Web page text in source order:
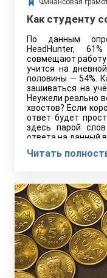
Финансовая
Как студенту
По данным
HeadHunter,
совмещают работу
учится на
половины — 54%.
зашиваться на
Неужели реально
хвостов? Если
ответ будет
здесь парой
ответа на данный
Читать